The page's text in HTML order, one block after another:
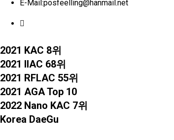
E-Mail:posfeelling@hanmail.net
2021 KAC 8위
2021 IIAC 68위
2021 RFLAC 55위
2021 AGA Top 10
2022 Nano KAC 7위
Korea DaeGu